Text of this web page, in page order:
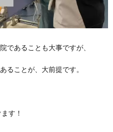
であることも大事ですが、
ることが、大前提です。
す！